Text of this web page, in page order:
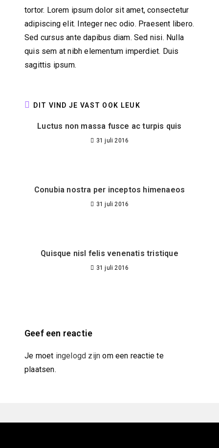
tortor. Lorem ipsum dolor sit amet, consectetur
adipiscing elit. Integer nec odio. Praesent libero.
Sed cursus ante dapibus diam. Sed nisi. Nulla
quis sem at nibh elementum imperdiet. Duis
sagittis ipsum.
DIT VIND JE VAST OOK LEUK
Luctus non massa fusce ac turpis quis
31 juli 2016
Conubia nostra per inceptos himenaeos
31 juli 2016
Quisque nisl felis venenatis tristique
31 juli 2016
Geef een reactie
Je moet ingelogd zijn om een reactie te
plaatsen.